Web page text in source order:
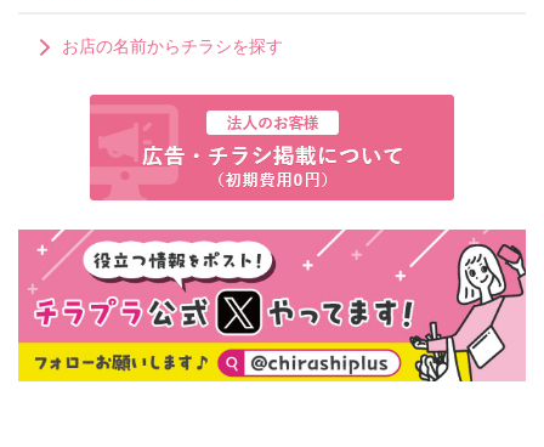
お店の名前からチラシを探す